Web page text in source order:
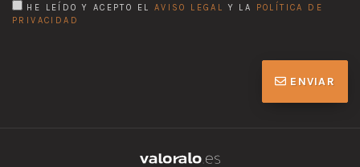
HE LEÍDO Y ACEPTO EL AVISO LEGAL Y LA
POLÍTICA DE
PRIVACIDAD
ENVIAR